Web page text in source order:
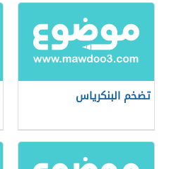
تضخم البنكرياس